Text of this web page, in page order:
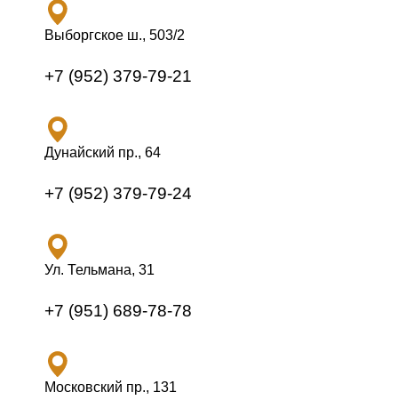
Выборгское ш., 503/2
+7 (952) 379-79-21
Дунайский пр., 64
+7 (952) 379-79-24
Ул. Тельмана, 31
+7 (951) 689-78-78
Московский пр., 131